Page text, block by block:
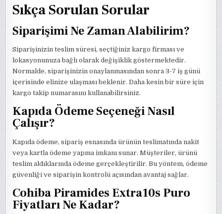
Sıkça Sorulan Sorular
Siparişimi Ne Zaman Alabilirim?
Siparişinizin teslim süresi, seçtiğiniz kargo firması ve
lokasyonunuza bağlı olarak değişiklik göstermektedir.
Normalde, siparişinizin onaylanmasından sonra 3-7 iş günü
içerisinde elinize ulaşması beklenir. Daha kesin bir süre için
kargo takip numarasını kullanabilirsiniz.
Kapıda Ödeme Seçeneği Nasıl
Çalışır?
Kapıda ödeme, sipariş esnasında ürünün teslimatında nakit
veya kartla ödeme yapma imkanı sunar. Müşteriler, ürünü
teslim aldıklarında ödeme gerçekleştirilir. Bu yöntem, ödeme
güvenliği ve siparişin kontrolü açısından avantaj sağlar.
Cohiba Piramides Extra10s Puro
Fiyatları Ne Kadar?